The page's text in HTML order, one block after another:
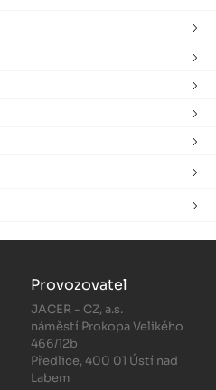
Provozovatel
JACER - CZ, a.s.
náměstí Prokopa Velikého
466/12b
Předlice, 400 01 Ústí nad
Labem